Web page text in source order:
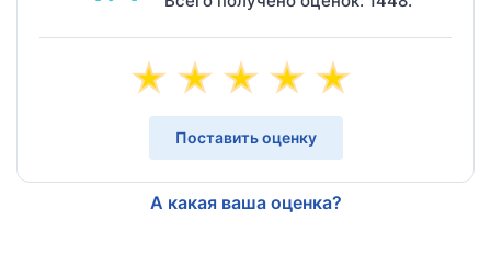
Поставить оценку
А какая ваша оценка?